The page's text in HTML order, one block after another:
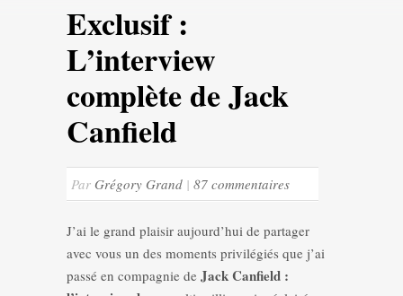
Exclusif :
L’interview
complète de Jack
Canfield
Par Grégory Grand | 87 commentaires
J’ai le grand plaisir aujourd’hui de partager
avec vous un des moments privilégiés que j’ai
passé en compagnie de Jack Canfield :